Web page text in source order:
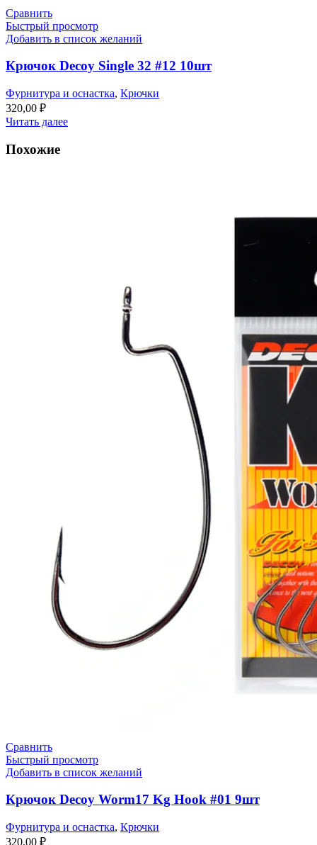
Сравнить
Быстрый просмотр
Добавить в список желаний
Крючок Decoy Single 32 #12 10шт
Фурнитура и оснастка, Крючки
320,00 ₽
Читать далее
Похожие
Сравнить
Быстрый просмотр
Добавить в список желаний
Крючок Decoy Worm17 Kg Hook #01 9шт
Фурнитура и оснастка, Крючки
320,00 ₽